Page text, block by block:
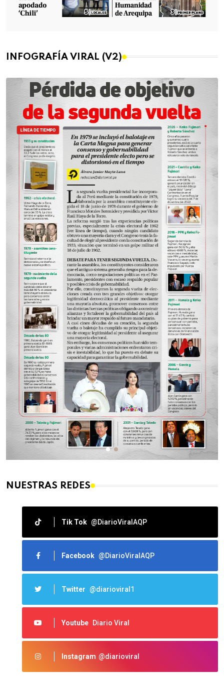
INFOGRAFÍA VIRAL (V2)
NUESTRAS REDES
Tik Tok @DiarioViralAQP
Facebook @DiarioViralAQP
Twitter @diarioviral1
Youtube Diario Viral
Instagram @diarioviral